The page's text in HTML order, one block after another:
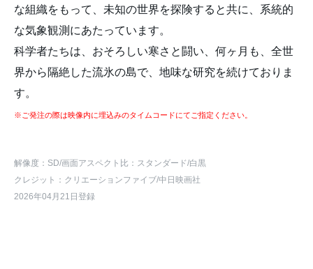
な組織をもって、未知の世界を探険すると共に、系統的
な気象観測にあたっています。
科学者たちは、おそろしい寒さと闘い、何ヶ月も、全世
界から隔絶した流氷の島で、地味な研究を続けておりま
す。
※ご発注の際は映像内に埋込みのタイムコードにてご指定ください。
解像度：SD/画面アスペクト比：スタンダード/白黒
クレジット：クリエーションファイブ/中日映画社
2026年04月21日登録